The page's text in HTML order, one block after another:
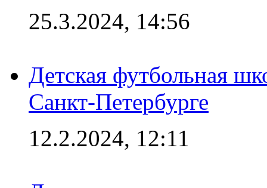
25.3.2024, 14:56
Детская футбольная
Санкт-Петербурге
12.2.2024, 12:11